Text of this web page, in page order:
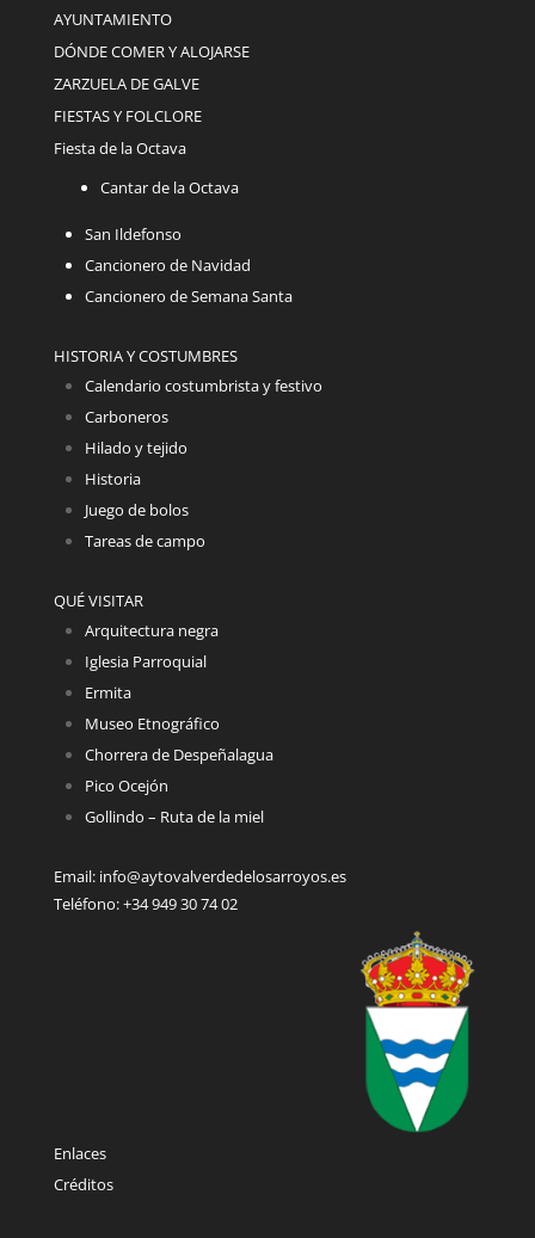
AYUNTAMIENTO
DÓNDE COMER Y ALOJARSE
ZARZUELA DE GALVE
FIESTAS Y FOLCLORE
Fiesta de la Octava
Cantar de la Octava
San Ildefonso
Cancionero de Navidad
Cancionero de Semana Santa
HISTORIA Y COSTUMBRES
Calendario costumbrista y festivo
Carboneros
Hilado y tejido
Historia
Juego de bolos
Tareas de campo
QUÉ VISITAR
Arquitectura negra
Iglesia Parroquial
Ermita
Museo Etnográfico
Chorrera de Despeñalagua
Pico Ocejón
Gollindo – Ruta de la miel
Email: info@aytovalverdedelosarroyos.es
Teléfono:+34 949 30 74 02
Enlaces
Créditos